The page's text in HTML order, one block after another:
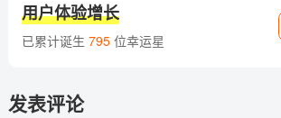
用户体验增长
已累计诞生 795位幸运星
发表评论